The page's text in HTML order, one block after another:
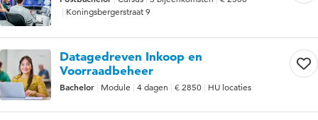
Koningsbergerstraat 9
Datagedreven Inkoop en
Voorraadbeheer
Bachelor Module 4 dagen € 2850 HU locaties